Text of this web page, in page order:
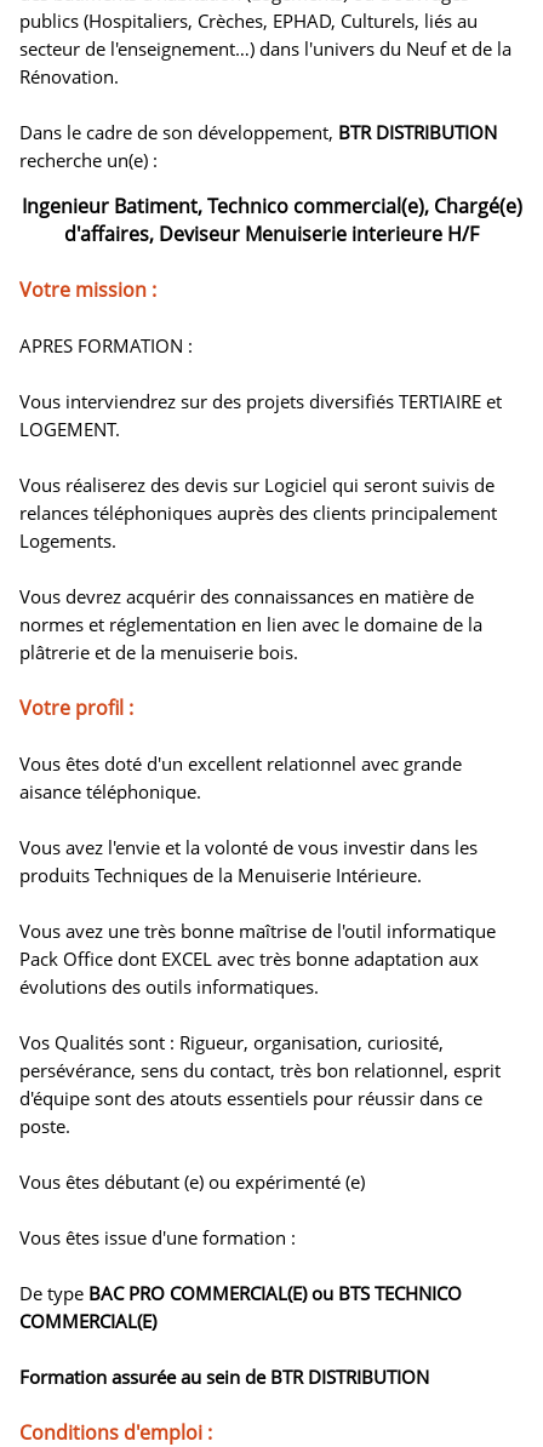
publics (Hospitaliers, Crèches, EPHAD, Culturels, liés au
secteur de l'enseignement…) dans l'univers du Neuf et de la
Rénovation.
Dans le cadre de son développement, BTR DISTRIBUTION
recherche un(e) :
Ingenieur Batiment, Technico commercial(e), Chargé(e)
d'affaires, Deviseur Menuiserie interieure H/F
Votre mission :
APRES FORMATION :
Vous interviendrez sur des projets diversifiés TERTIAIRE et
LOGEMENT.
Vous réaliserez des devis sur Logiciel qui seront suivis de
relances téléphoniques auprès des clients principalement
Logements.
Vous devrez acquérir des connaissances en matière de
normes et réglementation en lien avec le domaine de la
plâtrerie et de la menuiserie bois.
Votre profil :
Vous êtes doté d'un excellent relationnel avec grande
aisance téléphonique.
Vous avez l'envie et la volonté de vous investir dans les
produits Techniques de la Menuiserie Intérieure.
Vous avez une très bonne maîtrise de l'outil informatique
Pack Office dont EXCEL avec très bonne adaptation aux
évolutions des outils informatiques.
Vos Qualités sont : Rigueur, organisation, curiosité,
persévérance, sens du contact, très bon relationnel, esprit
d'équipe sont des atouts essentiels pour réussir dans ce
poste.
Vous êtes débutant (e) ou expérimenté (e)
Vous êtes issue d'une formation :
De type BAC PRO COMMERCIAL(E) ou BTS TECHNICO
COMMERCIAL(E)
Formation assurée au sein de BTR DISTRIBUTION
Conditions d'emploi :